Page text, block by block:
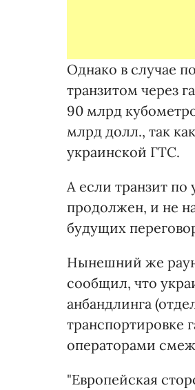
Однако в случае
транзитом через
90 млрд
млрд долл., так
украинской ГТС.
А если транзит по
продолжен, и не
будущих
Нынешний же
сообщил, что
анбандлинга
транспортировке
операторами
"Европейская